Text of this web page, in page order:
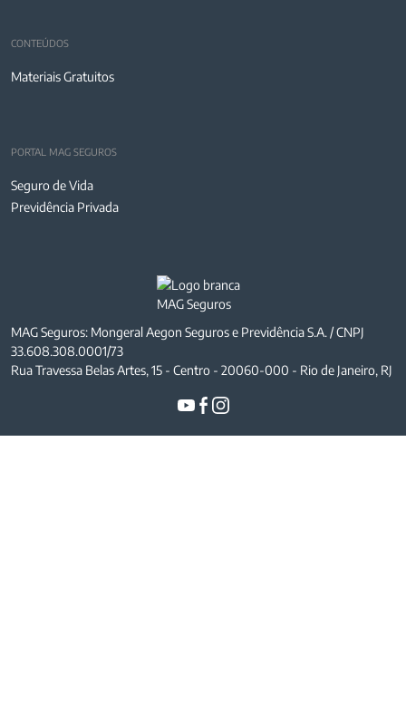
CONTEÚDOS
Materiais Gratuitos
PORTAL MAG SEGUROS
Seguro de Vida
Previdência Privada
MAG Seguros: Mongeral Aegon Seguros e Previdência S.A. / CNPJ
33.608.308.0001/73
Rua Travessa Belas Artes, 15 - Centro - 20060-000 - Rio de Janeiro, RJ